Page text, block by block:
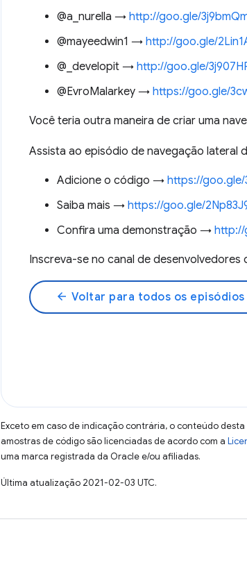
@a_nurella → http://goo.gle/
@mayeedwin1 → http://goo.gle/
@_developit → http://goo.gle/
@EvroMalarkey → https://goo.gle/
Você teria outra maneira de criar uma
Assista ao episódio de navegação lateral
Adicione o código → https://goo.gle/
Saiba mais → https://goo.gle/
Confira uma demonstração → http://
Inscreva-se no canal de
arrow_back Voltar para todos os episódios
Exceto em caso de indicação contrária, o conteúdo
amostras de código são licenciadas de acordo com a
uma marca registrada da Oracle e/ou afiliadas.
Última atualização 2021-02-03 UTC.